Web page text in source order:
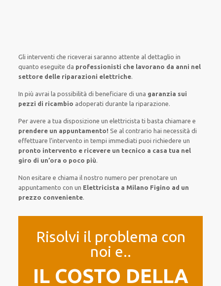
Gli interventi che riceverai saranno attente al dettaglio in
quanto eseguite da professionisti che lavorano da anni nel
settore delle riparazioni elettriche.
In più avrai la possibilità di beneficiare di una garanzia sui
pezzi di ricambio adoperati durante la riparazione.
Per avere a tua disposizione un elettricistati basta chiamare e
prendere un appuntamento! Se al contrario hainecessità di
effettuare l’intervento in tempiimmediati puoi richiedere un
pronto intervento e ricevere un tecnico a casa tua nel
giro di un’ora o poco più.
Non esitare e chiama il nostro numero per prenotare un
appuntamento con un Elettricista a Milano Figino ad un
prezzo conveniente.
Risolvi il problema con
noi e..
IL COSTO DELLA